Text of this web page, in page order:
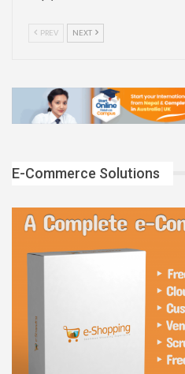
PREV NEXT
E-Commerce Solutions